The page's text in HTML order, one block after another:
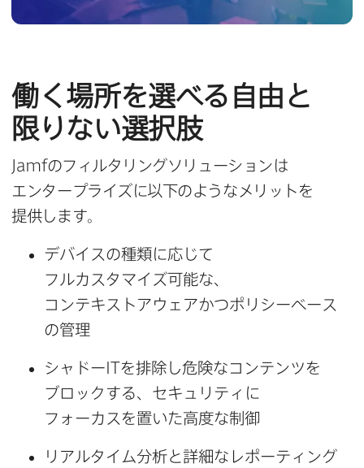
働く​場所を​選べる​自由と​
限りない​選択肢
Jamfの​フィルタリングソリューションは​
エンタープライズに​以下のような​メリットを​
提供します。
デバイスの​種類に​応じて​
フルカスタマイズ可能な、​
コンテキストアウェアかつポリシーベース
の​管理
シャドー ITを​排除し危険な​コンテンツを​
ブロックする、​セキュリティに​
フォーカスを​置いた​高度な​制御
リアルタイム分析と​詳細な​レポーティング